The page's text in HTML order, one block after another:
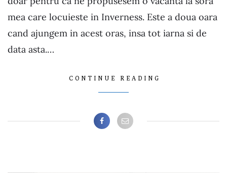
mea care locuieste in Inverness. Este a doua oara
cand ajungem in acest oras, insa tot iarna si de
data asta.…
CONTINUE READING